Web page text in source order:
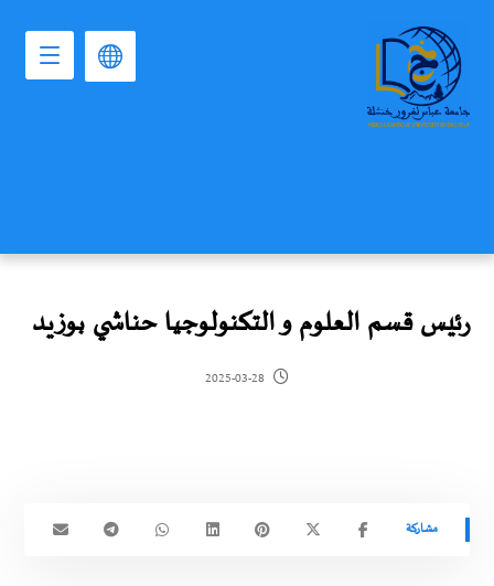
رئيس قسم العلوم و التكنولوجيا حناشي بوزيد
2025-03-28